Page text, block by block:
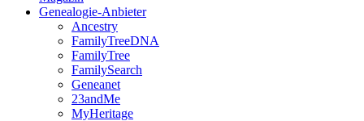
Genealogie-Anbieter
Ancestry
FamilyTreeDNA
FamilyTree
FamilySearch
Geneanet
23andMe
MyHeritage